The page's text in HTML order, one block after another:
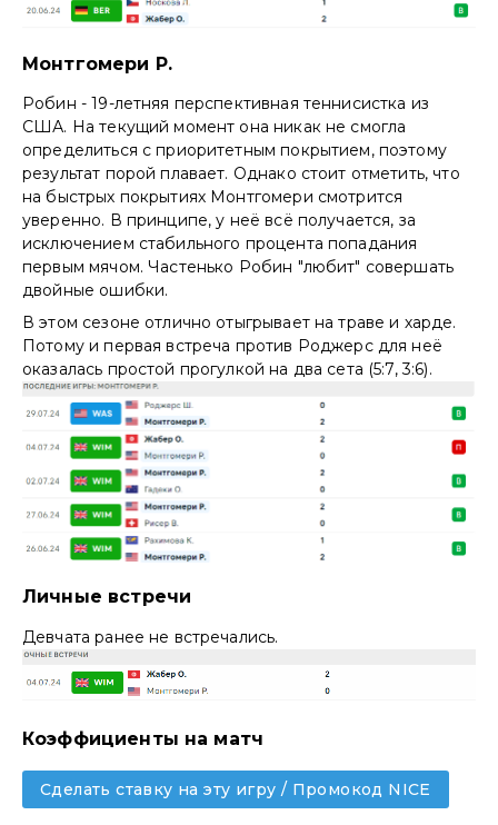
Монтгомери Р.
Робин - 19-летняя перспективная теннисистка из
США. На текущий момент она никак не смогла
определиться с приоритетным покрытием, поэтому
результат порой плавает. Однако стоит отметить, что
на быстрых покрытиях Монтгомери смотрится
уверенно. В принципе, у неё всё получается, за
исключением стабильного процента попадания
первым мячом. Частенько Робин "любит" совершать
двойные ошибки.
В этом сезоне отлично отыгрывает на траве и харде.
Потому и первая встреча против Роджерс для неё
оказалась простой прогулкой на два сета (5:7, 3:6).
Личные встречи
Девчата ранее не встречались.
Коэффициенты на матч
Сделать ставку на эту игру / Промокод NICE